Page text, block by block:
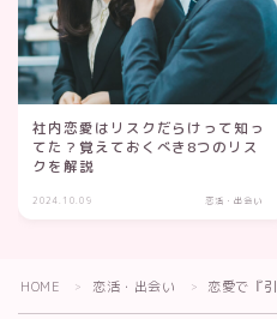
社内恋愛はリスクだらけって知っ
てた？覚えておくべき8つのリス
クを解説
2024.10.09 恋活・出会い
HOME ＞ 恋活・出会い ＞ 恋愛で『